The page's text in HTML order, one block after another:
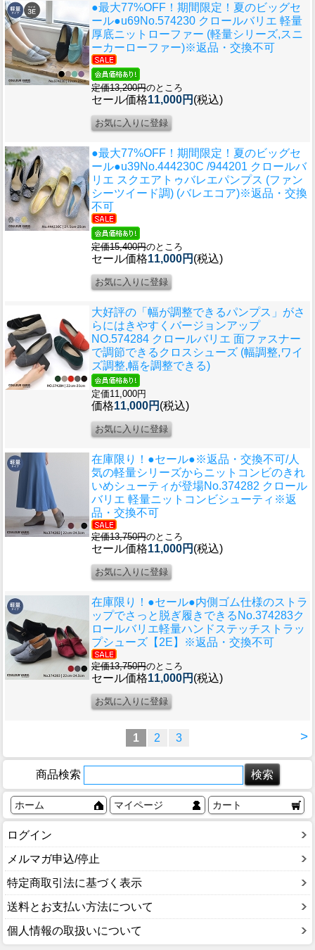
●最大77%OFF！期間限定！夏のビッグセ
ール●u69No.574230 クロールバリエ 軽量
厚底ニットローファー (軽量シリーズ,スニ
ーカーローファー)※返品・交換不可
定価13,200円のところ
セール価格11,000円 (税込)
●最大77%OFF！期間限定！夏のビッグセ
ール●u39No.444230C /944201 クロールバ
リエ スクエアトゥバレエパンプス (ファン
シーツイード調) (バレエコア)※返品・交換
不可
定価15,400円のところ
セール価格11,000円 (税込)
大好評の「幅が調整できるパンプス」がさ
らにはきやすくバージョンアップ
NO.574284 クロールバリエ 面ファスナー
で調節できるクロスシューズ (幅調整,ワイ
ズ調整,幅を調整できる)
定価11,000円
価格11,000円 (税込)
在庫限り！●セール●※返品・交換不可/人
気の軽量シリーズからニットコンビのきれ
いめシューティが登場No.374282 クロール
バリエ 軽量ニットコンビシューティ※返
品・交換不可
定価13,750円のところ
セール価格11,000円 (税込)
在庫限り！●セール●内側ゴム仕様のストラ
ップでさっと脱ぎ履きできる No.374283ク
ロールバリエ軽量ハンドステッチストラッ
プシューズ【2E】※返品・交換不可
定価13,750円のところ
セール価格11,000円 (税込)
>
1 2 3
商品検索
ホーム マイページ カート
ログイン
メルマガ申込/停止
特定商取引法に基づく表示
送料とお支払い方法について
個人情報の取扱いについて